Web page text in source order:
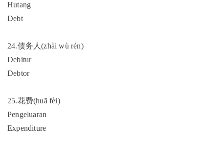
Hutang
Debt
24.债务人(zhài wù rén)
Debitur
Debtor
25.花费(huā fèi)
Pengeluaran
Expenditure